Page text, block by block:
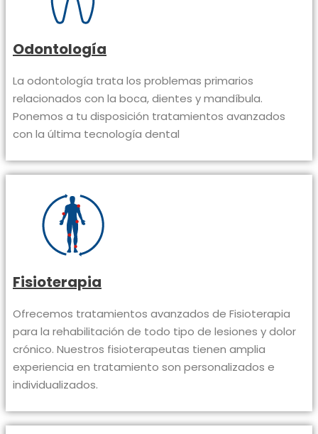
Odontología
La odontología trata los problemas primarios
relacionados con la boca, dientes y mandíbula.
Ponemos a tu disposición tratamientos avanzados
con la última tecnología dental
Fisioterapia
Ofrecemos tratamientos avanzados de Fisioterapia
para la rehabilitación de todo tipo de lesiones y dolor
crónico. Nuestros fisioterapeutas tienen amplia
experiencia en tratamiento son personalizados e
individualizados.